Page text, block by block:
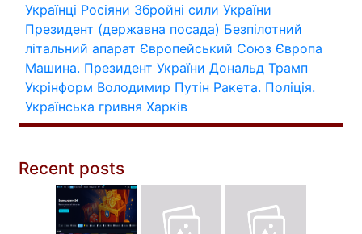
Українці Росіяни Збройні сили України
Президент (державна посада) Безпілотний
літальний апарат Європейський Союз Європа
Машина. Президент України Дональд Трамп
Укрінформ Володимир Путін Ракета. Поліція.
Українська гривня Харків
Recent posts